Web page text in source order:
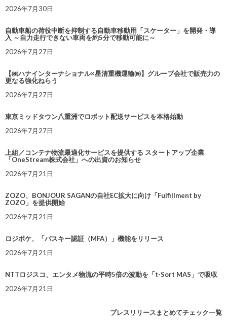
2026年7月30日
自動車船の荷役中断を抑制する自動車移動用「スケーター」を開発・導
入 ～自力走行できない車両を約5分で移動可能に～
2026年7月27日
【㈱ハナインターナショナル×星清重機運輸㈱】グループ会社で販売力の
更なる強化ねらう
2026年7月27日
東京ミッドタウン八重洲でロボット配送サービスを本格始動
2026年7月27日
上組／コンテナ物流最適化サービスを提供する スタートアップ企業
「OneStream株式会社」への出資のお知らせ
2026年7月21日
ZOZO、BONJOUR SAGANの自社EC拡大に向け「Fulfillment by
ZOZO」を提供開始
2026年7月21日
ロジポケ、「パスキー認証（MFA）」機能をリリース
2026年7月21日
NTTロジスコ、エンタメ物流の平時5倍の波動を「t-Sort MAS」で吸収
2026年7月21日
プレスリリースまとめてチェック一覧